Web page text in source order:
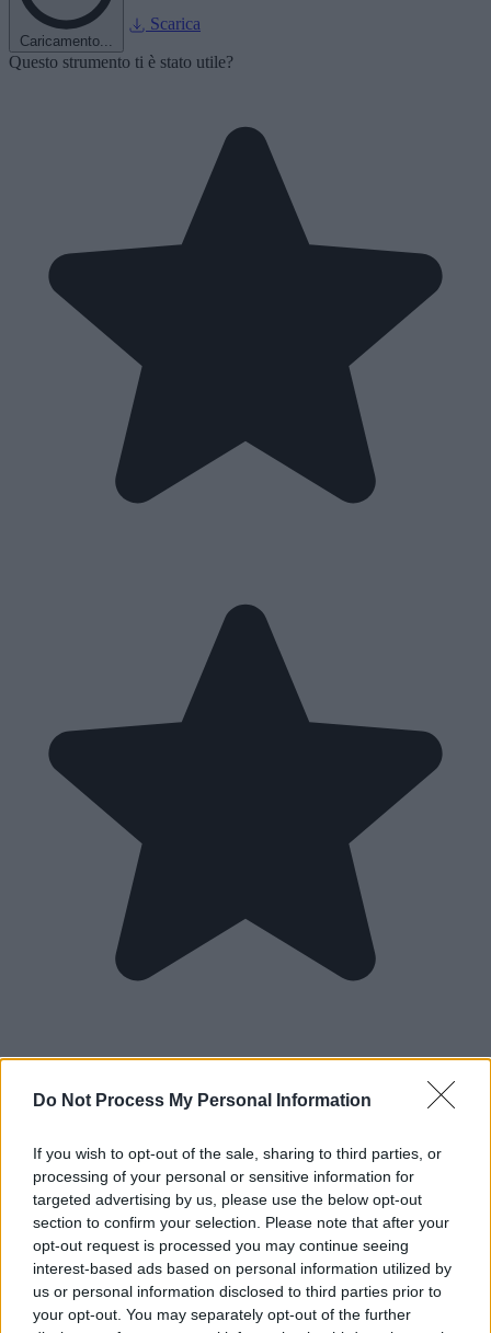
Do Not Process My Personal Information
If you wish to opt-out of the sale, sharing to third parties, or
processing of your personal or sensitive information for
targeted advertising by us, please use the below opt-out
section to confirm your selection. Please note that after your
opt-out request is processed you may continue seeing
interest-based ads based on personal information utilized by
us or personal information disclosed to third parties prior to
your opt-out. You may separately opt-out of the further
Caricamento...
Scarica
Questo strumento ti è stato utile?